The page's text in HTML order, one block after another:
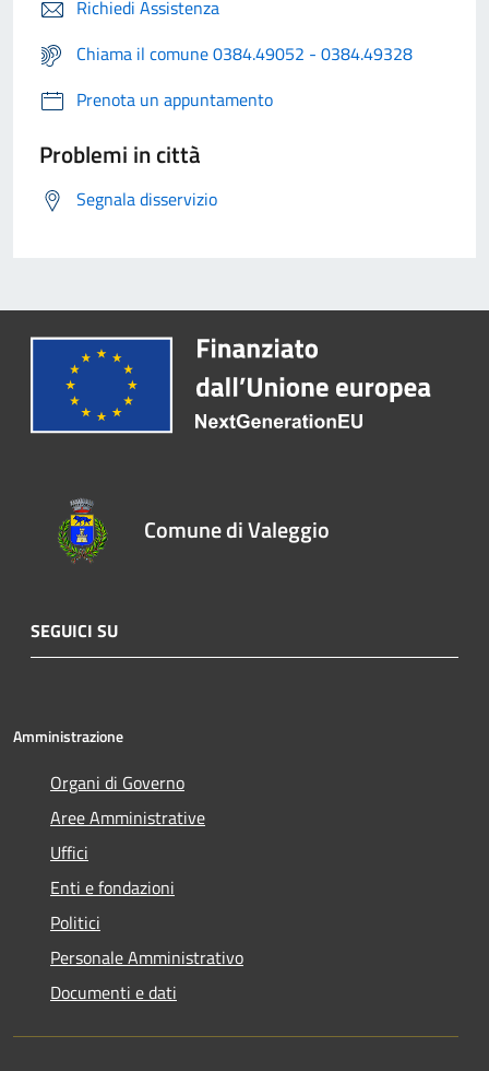
Richiedi Assistenza
Chiama il comune 0384.49052 - 0384.49328
Prenota un appuntamento
Problemi in città
Segnala disservizio
Comune di Valeggio
SEGUICI SU
Amministrazione
Organi di Governo
Aree Amministrative
Uffici
Enti e fondazioni
Politici
Personale Amministrativo
Documenti e dati